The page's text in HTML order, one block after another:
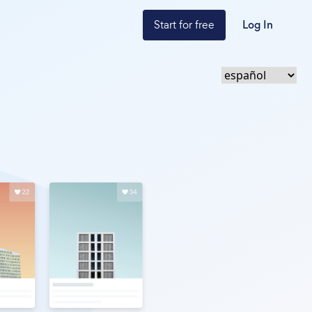
Start for free Log In